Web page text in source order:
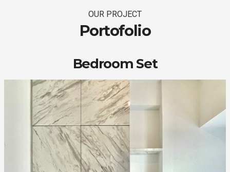
OUR PROJECT
Portofolio
Bedroom Set